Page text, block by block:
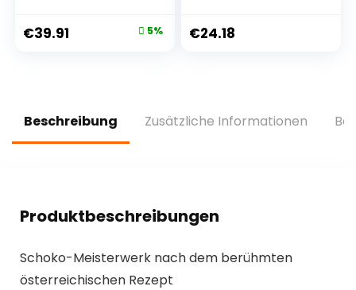
Karton, 1.3 kg
€39.91 5%
Protein Snack mit
20g Eiweiß und
€24.18
Beschreibung Zusätzliche Informationen
Produktbeschreibungen
Schoko-Meisterwerk nach dem berühmten
österreichischen Rezept